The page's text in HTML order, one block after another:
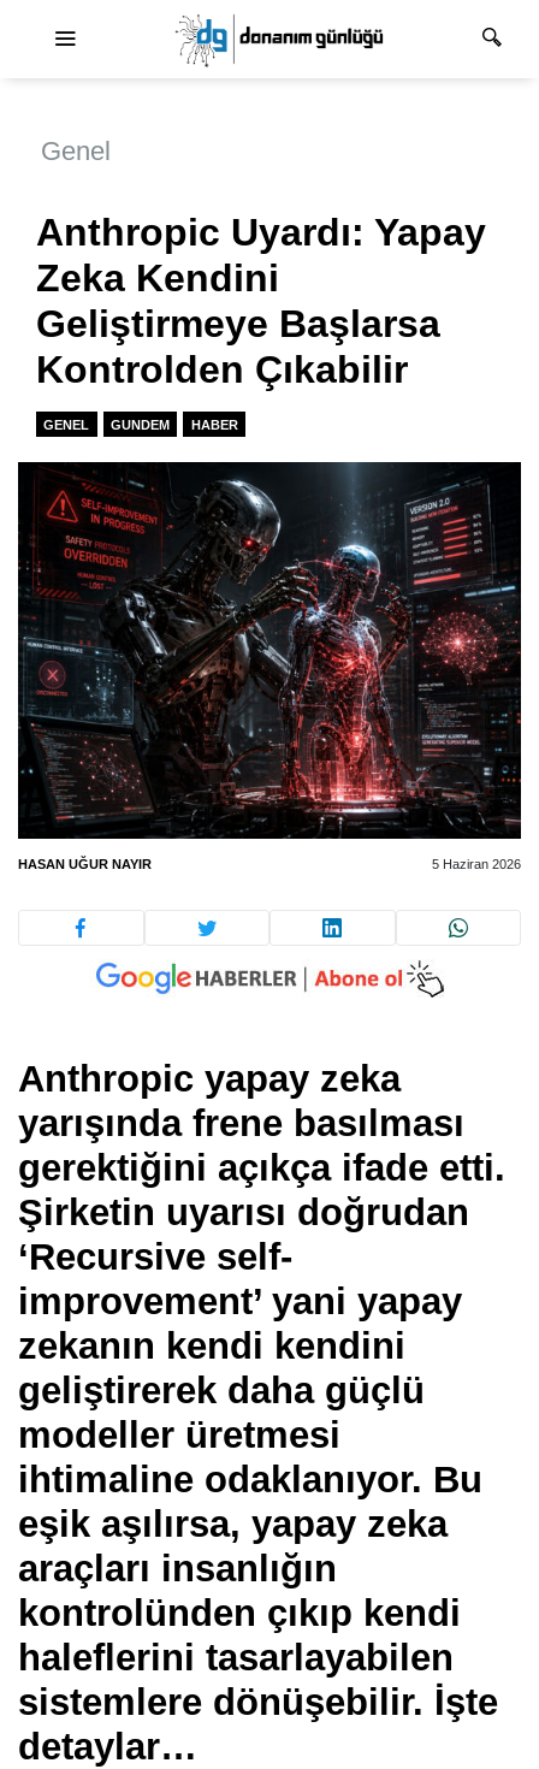
Genel
Anthropic Uyardı: Yapay
Zeka Kendini
Geliştirmeye Başlarsa
Kontrolden Çıkabilir
GENEL GUNDEM HABER
HASAN UĞUR NAYIR 5 Haziran 2026
Anthropic yapay zeka
yarışında frene basılması
gerektiğini açıkça ifade etti.
Şirketin uyarısı doğrudan
‘Recursive self-
improvement’ yani yapay
zekanın kendi kendini
geliştirerek daha güçlü
modeller üretmesi
ihtimaline odaklanıyor. Bu
eşik aşılırsa, yapay zeka
araçları insanlığın
kontrolünden çıkıp kendi
haleflerini tasarlayabilen
sistemlere dönüşebilir. İşte
detaylar…